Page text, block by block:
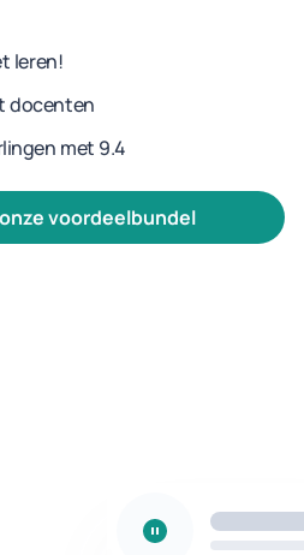
leren!
docenten
met 9.4
voordeelbundel